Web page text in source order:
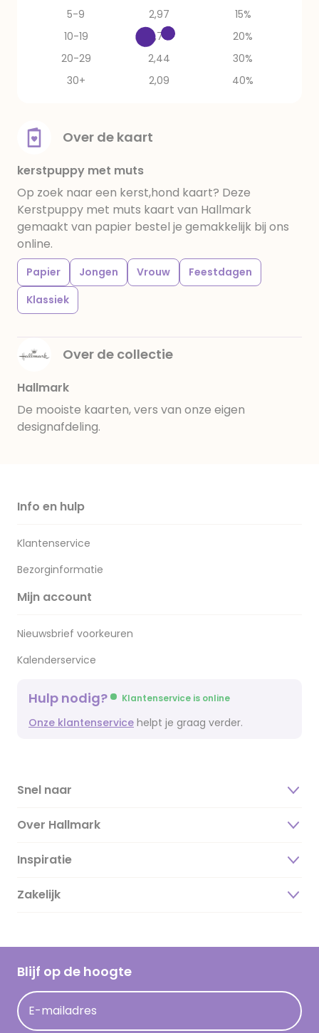
5-9
2,97
15%
10-19
2,79
20%
20-29
2,44
30%
30+
2,09 40%
Over de kaart
kerstpuppy met muts
Op zoek naar een kerst,hond kaart? Deze
Kerstpuppy met muts kaart van Hallmark
gemaakt van papier bestel je gemakkelijk bij ons
online.
Papier Jongen Vrouw
Feestdagen
Klassiek
Over de collectie
Hallmark
De mooiste kaarten, vers van onze eigen
designafdeling.
Info en hulp
Klantenservice
Bezorginformatie
Mijn account
Nieuwsbrief voorkeuren
Kalenderservice
Hulp nodig? Klantenservice is online
Onze klantenservice helpt je graag verder.
Snel naar
Over Hallmark
Over ons
Duurzaamheid
Hallmark Kaartclub
Acties
Persberichten
Inspiratie
Magazine
Cadeau inspiratie
Op kamp gedichten en versjes
Leuke en grappige op kamp teksten
kamppost inspiratie
Zakelijk
Blijf op de hoogte
E-mailadres